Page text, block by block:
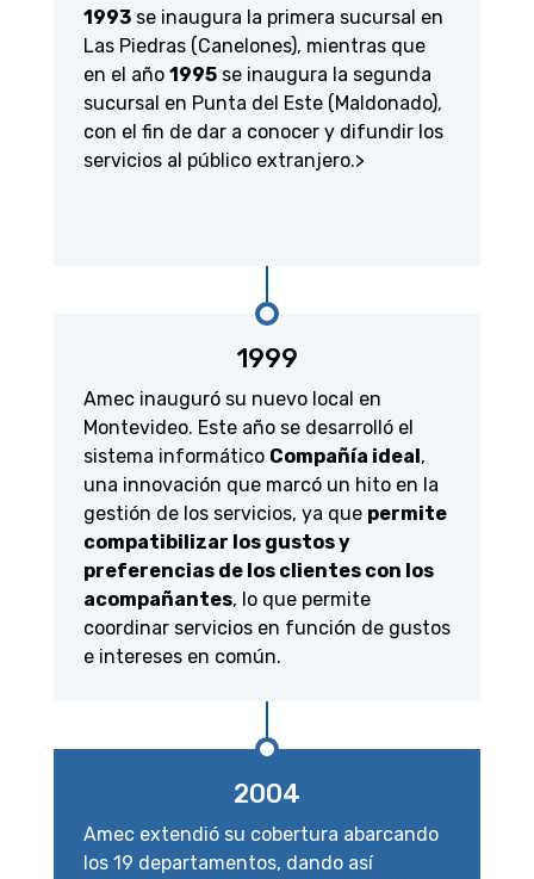
1993 se inaugura la primera sucursal en
Las Piedras (Canelones), mientras que
en el año 1995 se inaugura la segunda
sucursal en Punta del Este (Maldonado),
con el fin de dar a conocer y difundir los
servicios al público extranjero.>
1999
Amec inauguró su nuevo local en
Montevideo. Este año se desarrolló el
sistema informático Compañía ideal ,
una innovación que marcó un hito en la
gestión de los servicios, ya que permite
compatibilizar los gustos y
preferencias de los clientes con los
acompañantes, lo que permite
coordinar servicios en función de gustos
e intereses en común.
2004
Amec extendió su cobertura abarcando
los 19 departamentos, dando así